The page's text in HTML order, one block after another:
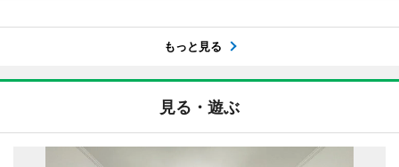
もっと見る
見る・遊ぶ